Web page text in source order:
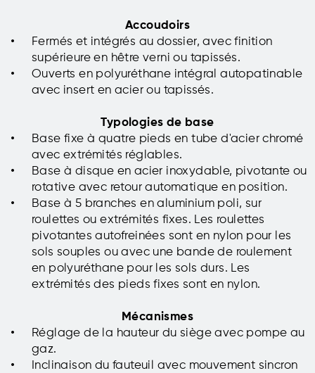
Accoudoirs
Fermés et intégrés au dossier, avec finition
supérieure en hêtre verni ou tapissés.
Ouverts en polyuréthane intégral autopatinable
avec insert en acier ou tapissés.
Typologies de base
Base fixe à quatre pieds en tube d'acier chromé
avec extrémités réglables.
Base à disque en acier inoxydable, pivotante ou
rotative avec retour automatique en position.
Base à 5 branches en aluminium poli, sur
roulettes ou extrémités fixes. Les roulettes
pivotantes autofreinées sont en nylon pour les
sols souples ou avec une bande de roulement
en polyuréthane pour les sols durs. Les
extrémités des pieds fixes sont en nylon.
Mécanismes
Réglage de la hauteur du siège avec pompe au
gaz.
Inclinaison du fauteuil avec mouvement sincron